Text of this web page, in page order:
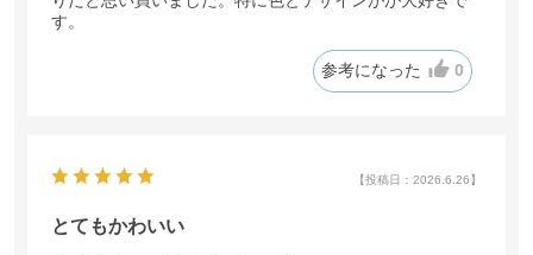
す。
参考になった 0
【投稿日：2026.6.26】
とてもかわいい